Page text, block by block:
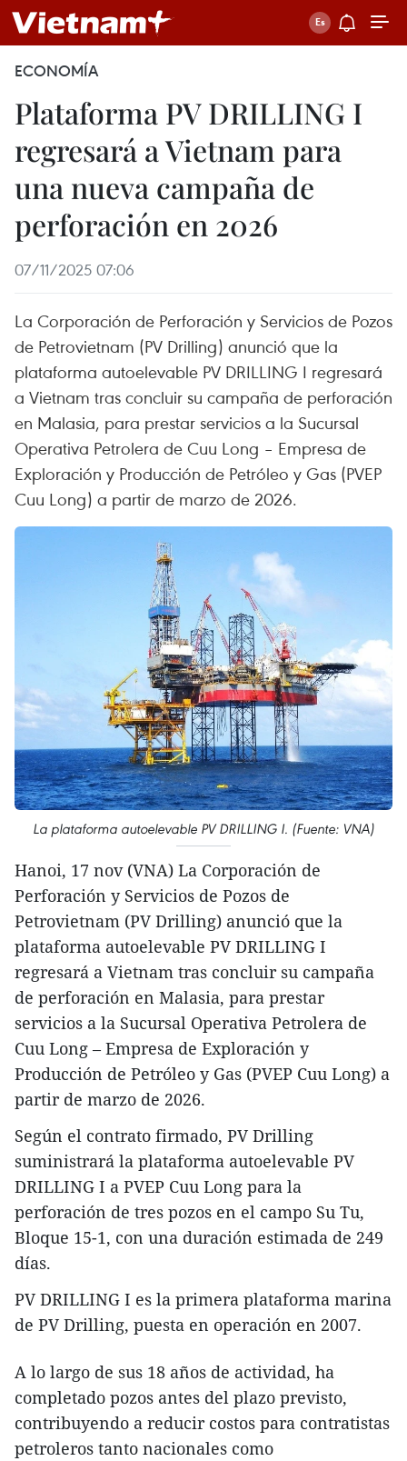
ECONOMÍA
Plataforma PV DRILLING I
regresará a Vietnam para
una nueva campaña de
perforación en 2026
07/11/2025 07:06
La Corporación de Perforación y Servicios de Pozos
de Petrovietnam (PV Drilling) anunció que la
plataforma autoelevable PV DRILLING I regresará
a Vietnam tras concluir su campaña de perforación
en Malasia, para prestar servicios a la Sucursal
Operativa Petrolera de Cuu Long – Empresa de
Exploración y Producción de Petróleo y Gas (PVEP
Cuu Long) a partir de marzo de 2026.
La plataforma autoelevable PV DRILLING I. (Fuente: VNA)
Hanoi, 17 nov (VNA) La Corporación de
Perforación y Servicios de Pozos de
Petrovietnam (PV Drilling) anunció que la
plataforma autoelevable PV DRILLING I
regresará a Vietnam tras concluir su campaña
de perforación en Malasia, para prestar
servicios a la Sucursal Operativa Petrolera de
Cuu Long – Empresa de Exploración y
Producción de Petróleo y Gas (PVEP Cuu Long) a
partir de marzo de 2026.
Según el contrato firmado, PV Drilling
suministrará la plataforma autoelevable PV
DRILLING I a PVEP Cuu Long para la
perforación de tres pozos en el campo Su Tu,
Bloque 15-1, con una duración estimada de 249
días.
PV DRILLING I es la primera plataforma marina
de PV Drilling, puesta en operación en 2007.
A lo largo de sus 18 años de actividad, ha
completado pozos antes del plazo previsto,
contribuyendo a reducir costos para contratistas
petroleros tanto nacionales como